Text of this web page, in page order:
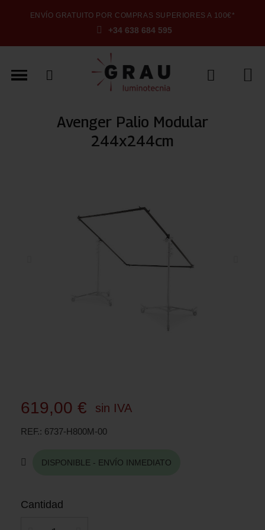
ENVÍO GRATUITO POR COMPRAS SUPERIORES A 100€*
+34 638 684 595
Avenger Palio Modular
244x244cm
619,00 € sin IVA
REF. 6737-H800M-00
DISPONIBLE - ENVÍO INMEDIATO
Cantidad